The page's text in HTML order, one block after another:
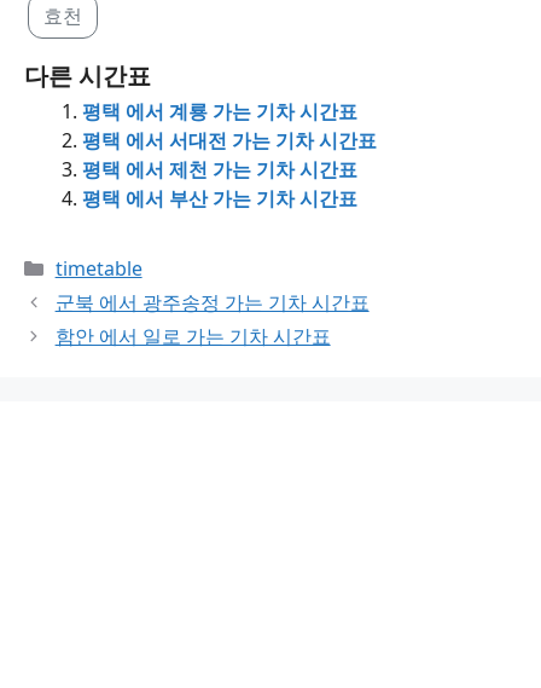
효천
다른 시간표
평택 에서 계룡 가는 기차 시간표
평택 에서 서대전 가는 기차 시간표
평택 에서 제천 가는 기차 시간표
평택 에서 부산 가는 기차 시간표
Categories
timetable
군북 에서 광주송정 가는 기차 시간표
함안 에서 일로 가는 기차 시간표